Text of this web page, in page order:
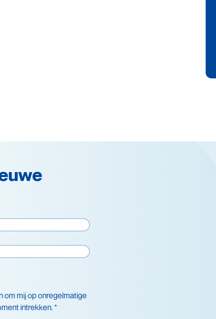
om mij op onregelmatige
intrekken. *